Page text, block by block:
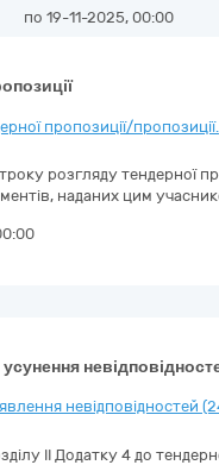
по 19-11-2025, 00:00
пропозиції/
розгляду тендерної
наданих цим
невідповідностей
II Додатку 4 до